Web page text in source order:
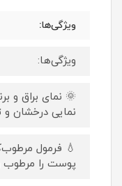
ویژگی‌ها:
ویژگی‌ها:
🌞 نمای براق و
نمایی درخشان
💧 فرمول
پوست را مرطوب